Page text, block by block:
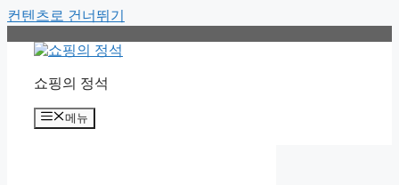
컨텐츠로 건너뛰기
쇼핑의 정석
메뉴